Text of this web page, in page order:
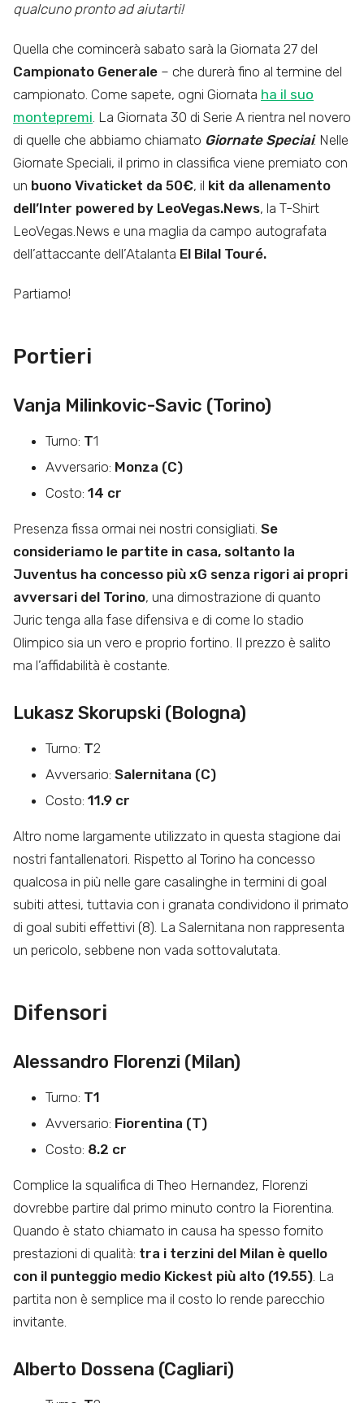
qualcuno pronto ad aiutarti!
Quella che comincerà sabato sarà la Giornata 27 del
Campionato Generale – che durerà fino al termine del
campionato. Come sapete, ogni Giornata ha il suo
montepremi. La Giornata 30 di Serie A rientra nel novero
di quelle che abbiamo chiamato Giornate Speciai. Nelle
Giornate Speciali, il primo in classifica viene premiato con
un buono Vivaticket da 50€, il kit da allenamento
dell’Inter powered by LeoVegas.News, la T-Shirt
LeoVegas.News e una maglia da campo autografata
dell’attaccante dell’Atalanta El Bilal Touré.
Partiamo!
Portieri
Vanja Milinkovic-Savic (Torino)
Turno: T1
Avversario: Monza (C)
Costo: 14 cr
Presenza fissa ormai nei nostri consigliati. Se
consideriamo le partite in casa, soltanto la
Juventus ha concesso più xG senza rigori ai propri
avversari del Torino, una dimostrazione di quanto
Juric tenga alla fase difensiva e di come lo stadio
Olimpico sia un vero e proprio fortino. Il prezzo è salito
ma l’affidabilità è costante.
Lukasz Skorupski (Bologna)
Turno: T2
Avversario: Salernitana (C)
Costo: 11.9 cr
Altro nome largamente utilizzato in questa stagione dai
nostri fantallenatori. Rispetto al Torino ha concesso
qualcosa in più nelle gare casalinghe in termini di goal
subiti attesi, tuttavia con i granata condividono il primato
di goal subiti effettivi (8). La Salernitana non rappresenta
un pericolo, sebbene non vada sottovalutata.
Difensori
Alessandro Florenzi (Milan)
Turno: T1
Avversario: Fiorentina (T)
Costo: 8.2 cr
Complice la squalifica di Theo Hernandez, Florenzi
dovrebbe partire dal primo minuto contro la Fiorentina.
Quando è stato chiamato in causa ha spesso fornito
prestazioni di qualità: tra i terzini del Milan è quello
con il punteggio medio Kickest più alto (19.55) . La
partita non è semplice ma il costo lo rende parecchio
invitante.
Alberto Dossena (Cagliari)